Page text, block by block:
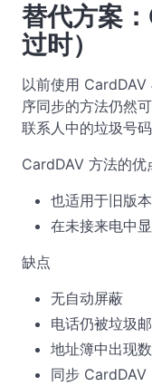
替代方案
过时）
以前使用
序同步的方法仍然
联系人中的垃圾号
CardDAV 方法的优
也适用于旧版
在未接来电中
缺点
无自动屏蔽
电话仍被垃圾
地址簿中出现
同步 CardDAV